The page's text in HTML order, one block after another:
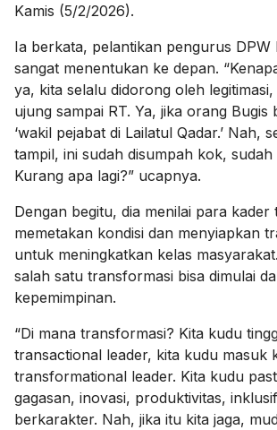
Kamis (5/2/2026).
Ia berkata, pelantikan pengurus DPW
sangat menentukan ke depan.
ya, kita selalu didorong oleh
ujung sampai RT. Ya, jika orang Bugis
‘wakil pejabat di Lailatul Qadar.’ Nah,
tampil, ini sudah disumpah kok, sudah
Kurang apa lagi?” ucapnya.
Dengan begitu, dia menilai para kader
memetakan kondisi dan menyiapkan
untuk meningkatkan kelas
salah satu transformasi bisa dimulai
kepemimpinan.
“Di mana transformasi? Kita kudu
transactional leader, kita kudu masuk
transformational leader. Kita kudu
gagasan, inovasi, produktivitas,
berkarakter. Nah, jika itu kita jaga,